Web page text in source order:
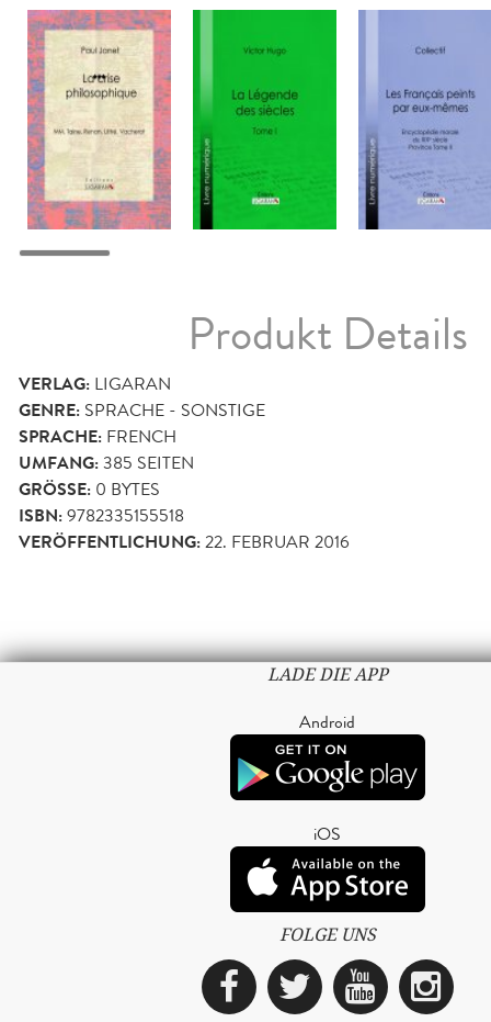
Produkt Details
VERLAG: LIGARAN
GENRE: SPRACHE - SONSTIGE
SPRACHE: FRENCH
UMFANG:385 SEITEN
GRÖSSE: 0 BYTES
ISBN:9782335155518
VERÖFFENTLICHUNG:22. FEBRUAR 2016
LADE DIE APP
Android
iOS
FOLGE UNS
Facebook
Twitter